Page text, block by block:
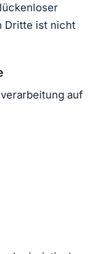
Dritte ist nicht
auf